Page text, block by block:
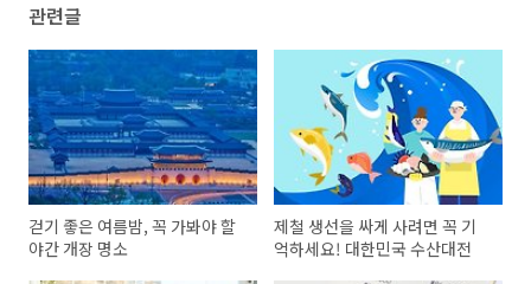
관련글
걷기 좋은 여름밤, 꼭 가봐야 할
야간 개장 명소
제철 생선을 싸게 사려면 꼭 기
억하세요! 대한민국 수산대전